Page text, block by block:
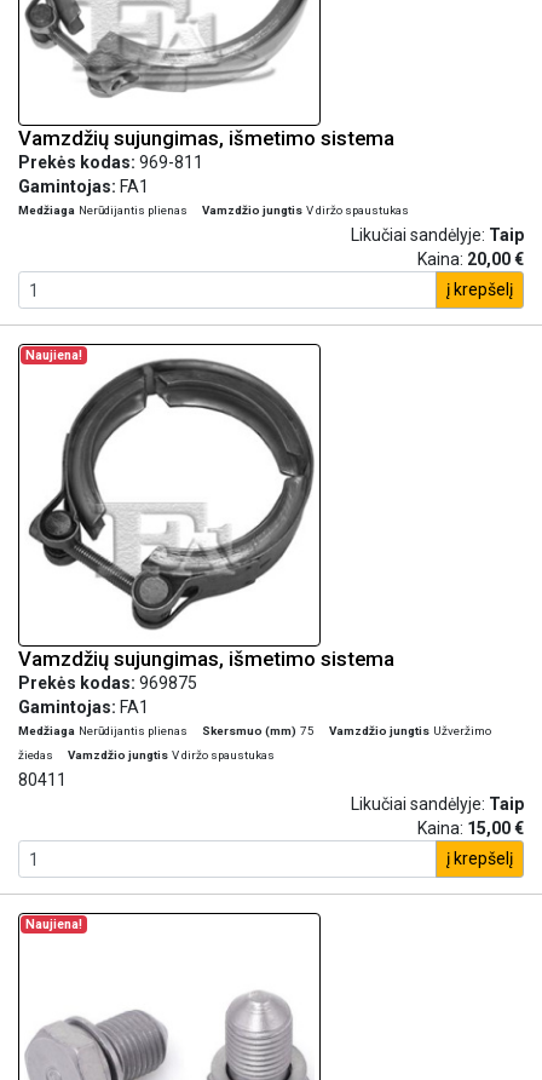
Vamzdžių sujungimas, išmetimo sistema
Prekės kodas: 969-811
Gamintojas: FA1
Medžiaga Nerūdijantis plienas Vamzdžio jungtis V diržo spaustukas
Likučiai sandėlyje: Taip
Kaina: 20,00 €
į krepšelį
Naujiena!
Vamzdžių sujungimas, išmetimo sistema
Prekės kodas: 969875
Gamintojas: FA1
Medžiaga Nerūdijantis plienas Skersmuo (mm) 75 Vamzdžio jungtis Užveržimo
žiedas
Vamzdžio jungtis V diržo spaustukas
80411
Likučiai sandėlyje: Taip
Kaina: 15,00 €
į krepšelį
Naujiena!